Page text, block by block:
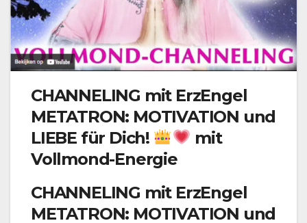
CHANNELING mit ErzEngel
METATRON: MOTIVATION und
LIEBE für Dich!
mit
Vollmond-Energie
CHANNELING mit ErzEngel
METATRON: MOTIVATION und